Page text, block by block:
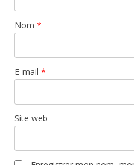
Nom *
E-mail *
Site web